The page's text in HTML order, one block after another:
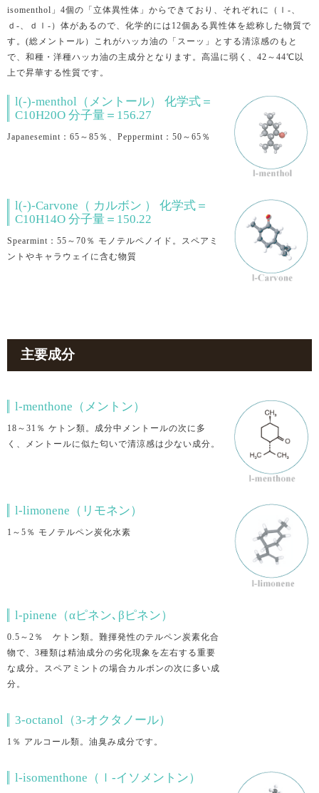
isomenthol」4個の「立体異性体」からできており、それぞれに（ｌ-、
ｄ-、ｄｌ-）体があるので、化学的には12個ある異性体を総称した物質で
す。(総メントール）これがハッカ油の「スーッ」とする清涼感のもと
で、和種・洋種ハッカ油の主成分となります。高温に弱く、42～44℃以
上で昇華する性質です。
l(-)-menthol（メントール） 化学式＝
C10H20O 分子量＝156.27
Japanesemint：65～85％、Peppermint：50～65％
l(-)-Carvone（ カルボン ） 化学式＝
C10H14O 分子量＝150.22
Spearmint：55～70％ モノテルペノイド。スペアミ
ントやキャラウェイに含む物質
主要成分
l-menthone（メントン）
18～31％ ケトン類。成分中メントールの次に多
く、メントールに似た匂いで清涼感は少ない成分。
l-limonene（リモネン）
1～5％ モノテルペン炭化水素
l-pinene（αピネン､βピネン）
0.5～2％ ケトン類。難揮発性のテルペン炭素化合
物で、3種類は精油成分の劣化現象を左右する重要
な成分。スペアミントの場合カルボンの次に多い成
分。
3-octanol（3‐オクタノール）
1％ アルコール類。油臭み成分です。
l-isomenthone（ｌ-イソメントン）